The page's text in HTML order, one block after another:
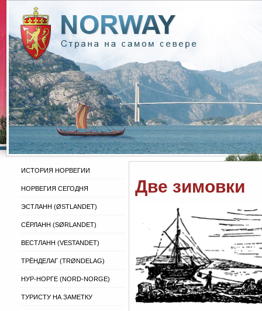
ИСТОРИЯ НОРВЕГИИ
НОРВЕГИЯ СЕГОДНЯ
ЭСТЛАНН (ØSTLANDET)
СЁРЛАНН (SØRLANDET)
ВЕСТЛАНН (VESTANDET)
ТРЁНДЕЛАГ (TRØNDELAG)
НУР-НОРГЕ (NORD-NORGE)
ТУРИСТУ НА ЗАМЕТКУ
Две зимовки